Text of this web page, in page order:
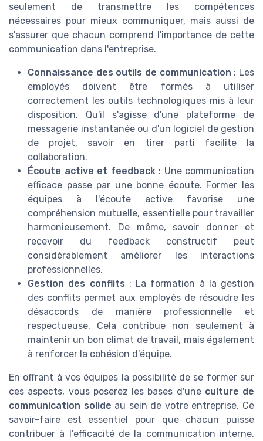
seulement de transmettre les compétences
nécessaires pour mieux communiquer, mais aussi de
s'assurer que chacun comprend l'importance de cette
communication dans l'entreprise.
Connaissance des outils de communication : Les
employés doivent être formés à utiliser
correctement les outils technologiques mis à leur
disposition. Qu'il s'agisse d'une plateforme de
messagerie instantanée ou d'un logiciel de gestion
de projet, savoir en tirer parti facilite la
collaboration.
Écoute active et feedback: Une communication
efficace passe par une bonne écoute. Former les
équipes à l'écoute active favorise une
compréhension mutuelle, essentielle pour travailler
harmonieusement. De même, savoir donner et
recevoir du feedback constructif peut
considérablement améliorer les interactions
professionnelles.
Gestion des conflits : La formation à la gestion
des conflits permet aux employés de résoudre les
désaccords de manière professionnelle et
respectueuse. Cela contribue non seulement à
maintenir un bon climat de travail, mais également
à renforcer la cohésion d'équipe.
En offrant à vos équipes la possibilité de se former sur
ces aspects, vous poserez les bases d'une culture de
communication solide au sein de votre entreprise. Ce
savoir-faire est essentiel pour que chacun puisse
contribuer à l'efficacité de la communication interne.